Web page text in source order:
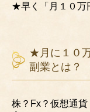
★早く「月１０
★月に１０
副業とは？
株？Fx？仮想通